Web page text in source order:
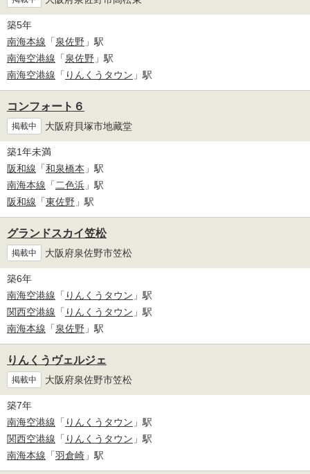
築5年
南海本線 「泉佐野 」駅
南海空港線 「泉佐野 」駅
南海空港線 「 りんくうタウン 」駅
コンフォート６
掲載中 大阪府貝塚市地藏堂
築1年未満
阪和線 「和泉橋本 」駅
南海本線 「二色浜 」駅
阪和線 「東佐野 」駅
グランドスカイ笠松
掲載中 大阪府泉佐野市笠松
築6年
南海空港線 「 りんくうタウン 」駅
関西空港線 「 りんくうタウン 」駅
南海本線 「泉佐野 」駅
りんくうヴェルジェ
掲載中 大阪府泉佐野市笠松
築7年
南海空港線 「 りんくうタウン 」駅
関西空港線 「 りんくうタウン 」駅
南海本線 「羽倉崎 」駅